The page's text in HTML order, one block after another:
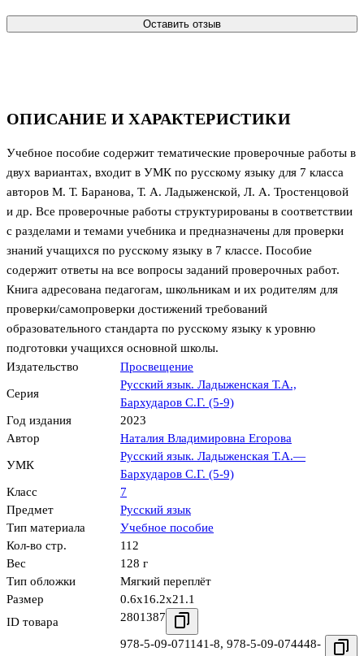
ОПИСАНИЕ И ХАРАКТЕРИСТИКИ
Учебное пособие содержит тематические проверочные работы в
двух вариантах, входит в УМК по русскому языку для 7 класса
авторов М. Т. Баранова, Т. А. Ладыженской, Л. А. Тростенцовой
и др. Все проверочные работы структурированы в соответствии
с разделами и темами учебника и предназначены для проверки
знаний учащихся по русскому языку в 7 классе. Пособие
содержит ответы на все вопросы заданий проверочных работ.
Книга адресована педагогам, школьникам и их родителям для
проверки/самопроверки достижений требований
образовательного стандарта по русскому языку к уровню
подготовки учащихся основной школы.
Издательство
Просвещение
Серия
Русский язык. Ладыженская Т.А.,
Бархударов С.Г. (5-9)
Год издания
2023
Автор
Наталия Владимировна Егорова
УМК
Русский язык. Ладыженская Т.А.—
Бархударов С.Г. (5-9)
Класс
7
Предмет
Русский язык
Тип материала
Учебное пособие
Кол-во стр.
112
Вес
128 г
Тип обложки
Мягкий переплёт
Размер
0.6x16.2x21.1
ID товара
2801387
978-5-09-071141-8, 978-5-09-074448-
Оставить отзыв